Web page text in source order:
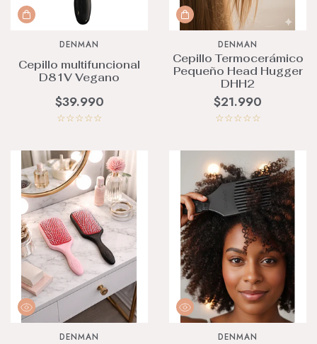
DENMAN
Cepillo multifuncional
D81V Vegano
$39.990
☆☆☆☆☆
DENMAN
Cepillo Termocerámico
Pequeño Head Hugger
DHH2
$21.990
☆☆☆☆☆
DENMAN DENMAN